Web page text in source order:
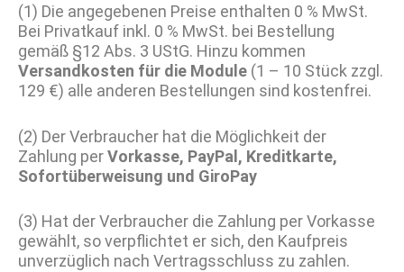
(1) Die angegebenen Preise enthalten 0 % MwSt.
Bei Privatkauf inkl. 0 % MwSt. bei Bestellung
gemäß §12 Abs. 3 UStG. Hinzu kommen
Versandkosten für die Module (1 – 10 Stück zzgl.
129 €) alle anderen Bestellungen sind kostenfrei.
(2) Der Verbraucher hat die Möglichkeit der
Zahlung perVorkasse, PayPal, Kreditkarte,
Sofortüberweisung und GiroPay
(3) Hat der Verbraucher die Zahlung per Vorkasse
gewählt, so verpflichtet er sich, den Kaufpreis
unverzüglich nach Vertragsschluss zu zahlen.